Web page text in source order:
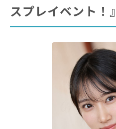
スプレイベント！』